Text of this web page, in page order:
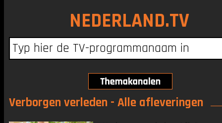
NEDERLAND.TV
Verborgen verleden - Alle afleveringen